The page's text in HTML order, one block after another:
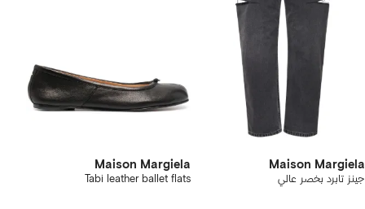
Maison Margiela
جينز تابرد بخصر عالي
Maison Margiela
Tabi leather ballet flats